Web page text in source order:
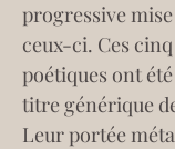
progressive
ceux-ci. Ces
poétiques ont
titre générique
Leur portée